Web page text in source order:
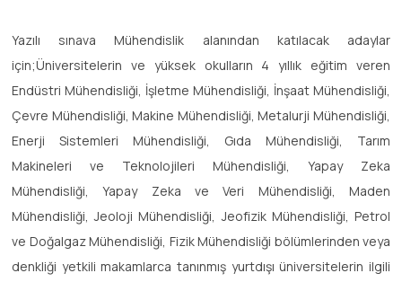
Yazılı sınava Mühendislik alanından katılacak adaylar
için;Üniversitelerin ve yüksek okulların 4 yıllık eğitim veren
Endüstri Mühendisliği, İşletme Mühendisliği, İnşaat Mühendisliği,
Çevre Mühendisliği, Makine Mühendisliği, Metalurji Mühendisliği,
Enerji Sistemleri Mühendisliği, Gıda Mühendisliği, Tarım
Makineleri ve Teknolojileri Mühendisliği, Yapay Zeka
Mühendisliği, Yapay Zeka ve Veri Mühendisliği, Maden
Mühendisliği, Jeoloji Mühendisliği, Jeofizik Mühendisliği, Petrol
ve Doğalgaz Mühendisliği, Fizik Mühendisliği bölümlerinden veya
denkliği yetkili makamlarca tanınmış yurtdışı üniversitelerin ilgili